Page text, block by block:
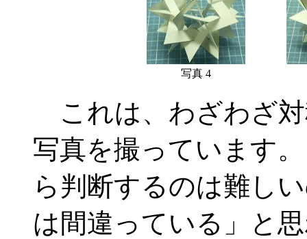
写真 4
これは、わざわざ
写真を撮っています
ら判断するのは難し
は間違っている」と